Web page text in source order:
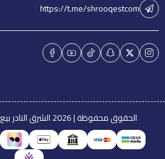
https://t.me/shrooqestcom
الحقوق محفوظة | 2026 الشرق النادر